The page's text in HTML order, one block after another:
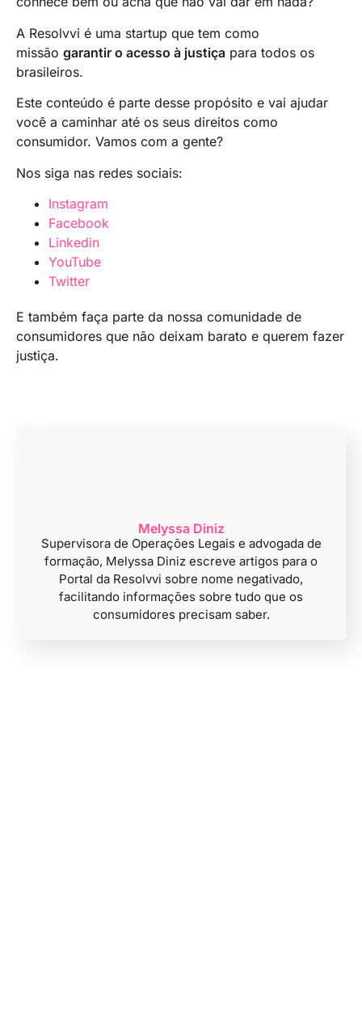
A Resolvvi é uma startup que tem como
missão garantir o acesso à justiça para todos os
brasileiros.
Este conteúdo é parte desse propósito e vai ajudar
você a caminhar até os seus direitos como
consumidor. Vamos com a gente?
Nos siga nas redes sociais:
Instagram
Facebook
Linkedin
YouTube
Twitter
E também faça parte da nossa comunidade de
consumidores que não deixam barato e querem fazer
justiça.
Melyssa Diniz
Supervisora de Operações Legais e advogada de
formação, Melyssa Diniz escreve artigos para o
Portal da Resolvvi sobre nome negativado,
facilitando informações sobre tudo que os
consumidores precisam saber.